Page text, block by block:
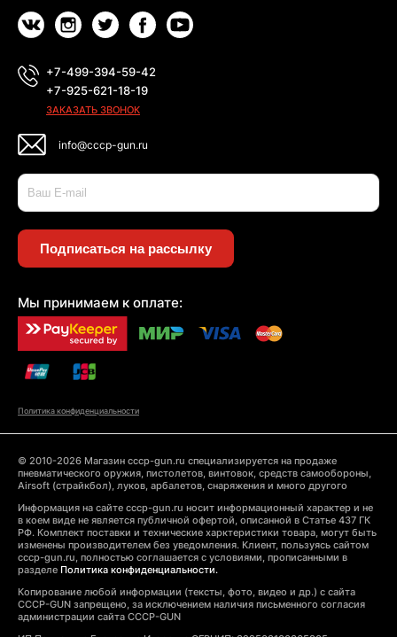
+7-499-394-59-42
+7-925-621-18-19
ЗАКАЗАТЬ ЗВОНОК
info@cccp-gun.ru
Подписаться на рассылку
Мы принимаем к оплате:
Политика конфиденциальности
© 2010-2026 Магазин cccp-gun.ru специализируется на продаже
пневматического оружия, пистолетов, винтовок, средств самообороны,
Airsoft (страйкбол), луков, арбалетов, снаряжения и много другого
Информация на сайте cccp-gun.ru носит информационный характер и не
в коем виде не является публичной офертой, описанной в Статье 437 ГК
РФ. Комплект поставки и технические харктеристики товара, могут быть
изменены производителем без уведомления. Клиент, пользуясь сайтом
cccp-gun.ru, полностью соглашается с условиями, прописанными в
разделе Политика конфиденциальности.
Копирование любой информации (тексты, фото, видео и др.) с сайта
CCCP-GUN запрещено, за исключением наличия письменного согласия
администрации сайта CCCP-GUN